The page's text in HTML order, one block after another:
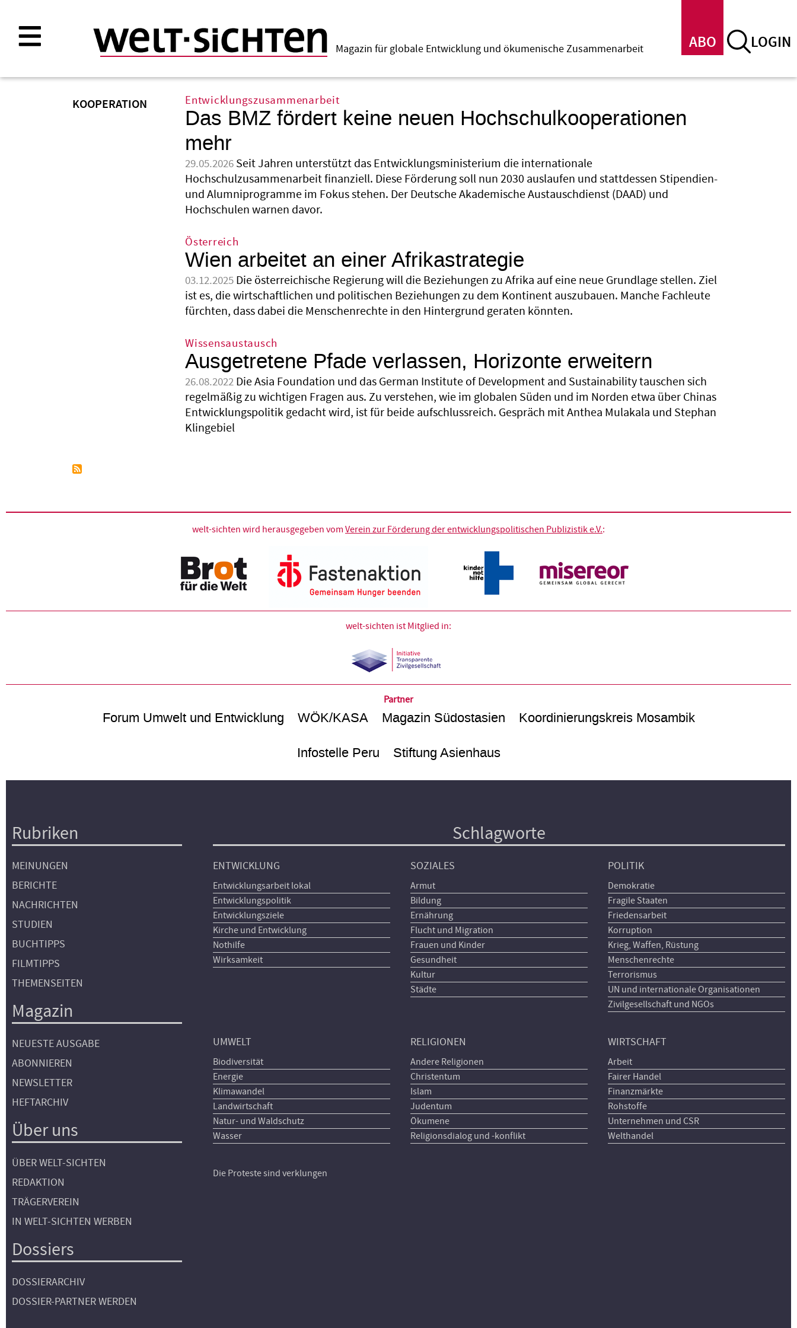
Inhalt
ABO LOGIN
Magazin für globale Entwicklung und ökumenische Zusammenarbeit
KOOPERATION Entwicklungszusammenarbeit
Das BMZ fördert keine neuen Hochschulkooperationen
mehr
29.05.2026 Seit Jahren unterstützt das Entwicklungsministerium die internationale
Hochschulzusammenarbeit finanziell. Diese Förderung soll nun 2030 auslaufen und stattdessen Stipendien-
und Alumniprogramme im Fokus stehen. Der Deutsche Akademische Austauschdienst (DAAD) und
Hochschulen warnen davor.
Österreich
Wien arbeitet an einer Afrikastrategie
03.12.2025 Die österreichische Regierung will die Beziehungen zu Afrika auf eine neue Grundlage stellen. Ziel
ist es, die wirtschaftlichen und politischen Beziehungen zu dem Kontinent auszubauen. Manche Fachleute
fürchten, dass dabei die Menschenrechte in den Hintergrund geraten könnten.
Wissensaustausch
Ausgetretene Pfade verlassen, Horizonte erweitern
26.08.2022 Die Asia Foundation und das German Institute of Development and Sustainability tauschen sich
regelmäßig zu wichtigen Fragen aus. Zu verstehen, wie im globalen Süden und im Norden etwa über Chinas
Entwicklungspolitik gedacht wird, ist für beide aufschlussreich. Gespräch mit Anthea Mulakala und Stephan
Klingebiel
welt-sichten wird herausgegeben vom Verein zur Förderung der entwicklungspolitischen Publizistik e.V.:
welt-sichten ist Mitglied in:
Partner
Forum Umwelt und Entwicklung WÖK/KASA Magazin Südostasien Koordinierungskreis Mosambik
Infostelle Peru Stiftung Asienhaus
Hauptnavigation
Rubriken
MEINUNGEN
BERICHTE
NACHRICHTEN
STUDIEN
BUCHTIPPS
FILMTIPPS
THEMENSEITEN
Magazin
NEUESTE AUSGABE
ABONNIEREN
NEWSLETTER
HEFTARCHIV
Über uns
ÜBER WELT-SICHTEN
REDAKTION
TRÄGERVEREIN
IN WELT-SICHTEN WERBEN
Dossiers
DOSSIERARCHIV
DOSSIER-PARTNER WERDEN
Schlagworte
ENTWICKLUNG
Entwicklungsarbeit lokal
Entwicklungspolitik
Entwicklungsziele
Kirche und Entwicklung
Nothilfe
Wirksamkeit
SOZIALES
Armut
Bildung
Ernährung
Flucht und Migration
Frauen und Kinder
Gesundheit
Kultur
Städte
POLITIK
Demokratie
Fragile Staaten
Friedensarbeit
Korruption
Krieg, Waffen, Rüstung
Menschenrechte
Terrorismus
UN und internationale Organisationen
Zivilgesellschaft und NGOs
UMWELT
Biodiversität
Energie
Klimawandel
Landwirtschaft
Natur- und Waldschutz
Wasser
RELIGIONEN
Andere Religionen
Christentum
Islam
Judentum
Ökumene
Religionsdialog und -konflikt
WIRTSCHAFT
Arbeit
Fairer Handel
Finanzmärkte
Rohstoffe
Unternehmen und CSR
Welthandel
Die Proteste sind verklungen